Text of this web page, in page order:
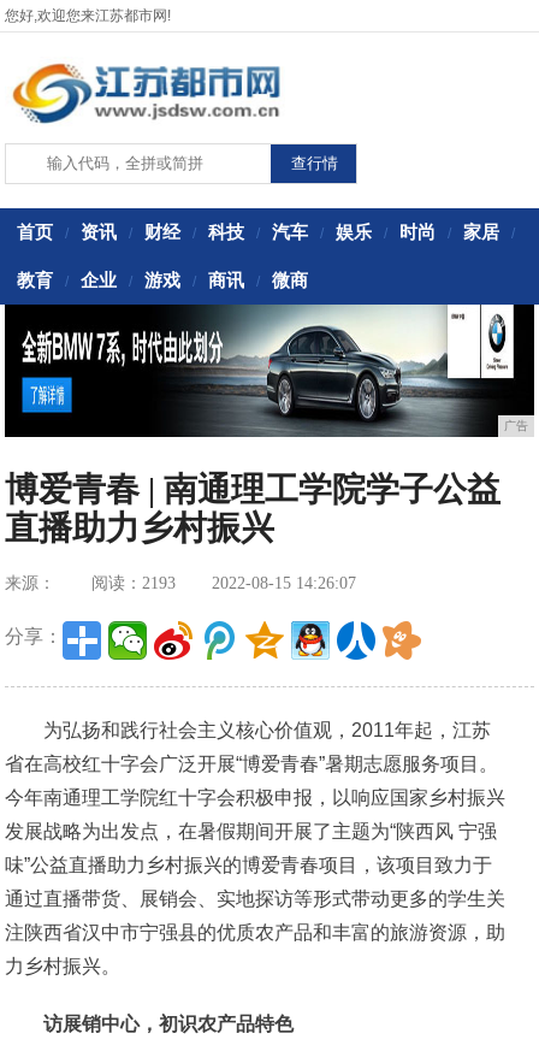
您好,欢迎您来江苏都市网!
首页 / 资讯 / 财经 / 科技 / 汽车 / 娱乐 / 时尚 / 家居 /
教育 / 企业 / 游戏 / 商讯 / 微商
广告
博爱青春 | 南通理工学院学子公益
直播助力乡村振兴
来源： 阅读：2193 2022-08-15 14:26:07
分享：
为弘扬和践行社会主义核心价值观，2011年起，江苏
省在高校红十字会广泛开展“博爱青春”暑期志愿服务项目。
今年南通理工学院红十字会积极申报，以响应国家乡村振兴
发展战略为出发点，在暑假期间开展了主题为“陕西风 宁强
味”公益直播助力乡村振兴的博爱青春项目，该项目致力于
通过直播带货、展销会、实地探访等形式带动更多的学生关
注陕西省汉中市宁强县的优质农产品和丰富的旅游资源，助
力乡村振兴。
访展销中心，初识农产品特色